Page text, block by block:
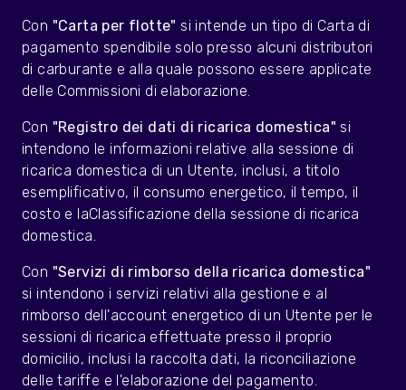
Con "Carta per flotte" si intende un tipo di Carta di
pagamento spendibile solo presso alcuni distributori
di carburante e alla quale possono essere applicate
delle Commissioni di elaborazione.
Con "Registro dei dati di ricarica domestica" si
intendono le informazioni relative alla sessione di
ricarica domestica di un Utente, inclusi, a titolo
esemplificativo, il consumo energetico, il tempo, il
costo e laClassificazione della sessione di ricarica
domestica.
Con "Servizi di rimborso della ricarica domestica"
si intendono i servizi relativi alla gestione e al
rimborso dell'account energetico di un Utente per le
sessioni di ricarica effettuate presso il proprio
domicilio, inclusi la raccolta dati, la riconciliazione
delle tariffe e l'elaborazione del pagamento.